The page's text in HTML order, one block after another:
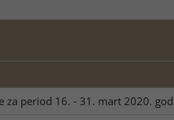
za period 16. - 31. mart 2020.